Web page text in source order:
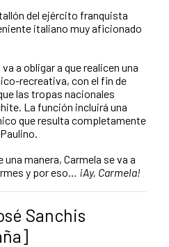
del ejército franquista
italiano muy aficionado
a obligar a que realicen una
recreativa, con el fin de
las tropas nacionales
La función incluirá una
que resulta completamente
manera, Carmela se va a
y por eso… ¡Ay, Carmela!
Sanchis